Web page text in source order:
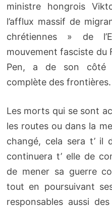
ministre hongrois
l’afflux massif de
chrétiennes » de
mouvement fasciste du
Pen, a de son côté
complète des frontières.
Les morts qui se sont
les routes ou dans la
changé, cela sera t’ il
continuera t’ elle de
de mener sa guerre
tout en poursuivant
responsables aussi